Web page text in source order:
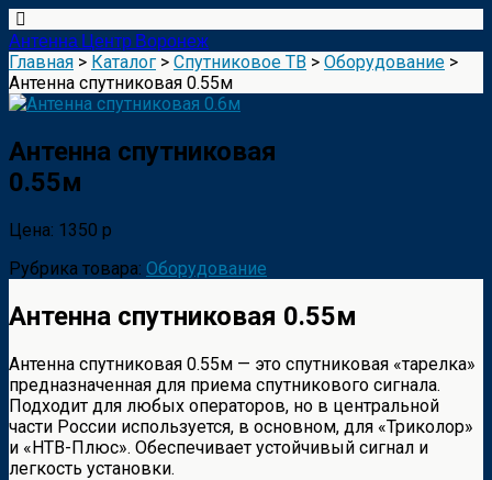
Антенна Центр Воронеж
Главная > Каталог > Спутниковое ТВ > Оборудование >
Антенна спутниковая 0.55м
Антенна спутниковая
0.55м
Цена: 1350 р
Рубрика товара: Оборудование
Антенна спутниковая 0.55м
Антенна спутниковая 0.55м — это спутниковая «тарелка»
предназначенная для приема спутникового сигнала.
Подходит для любых операторов, но в центральной
части России используется, в основном, для «Триколор»
и «НТВ-Плюс». Обеспечивает устойчивый сигнал и
легкость установки.